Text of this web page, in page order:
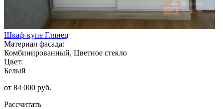
Шкаф-купе Глянец
Материал фасада:
Комбинированный, Цветное стекло
Цвет:
Белый
от 84 000 руб.
Рассчитать